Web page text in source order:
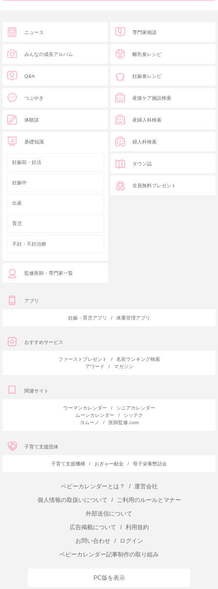
ニュース
みんなの成長アルバム
Q&A
つぶやき
体験談
基礎知識
妊娠前・妊活
妊娠中
出産
育児
不妊・不妊治療
監修医師・専門家一覧
専門家相談
離乳食レシピ
妊娠食レシピ
産後ケア施設検索
産婦人科検索
婦人科検索
タウン誌
全員無料プレゼント
アプリ
妊娠・育児アプリ / 体重管理アプリ
おすすめサービス
ファーストプレゼント /
名前ランキング検索
アワード
/ マガジン
関連サイト
ウーマンカレンダー /
シニアカレンダー
ムーンカレンダー
/
シッテク
ヨムーノ
/ 医師監修.com
子育て支援団体
子育て支援機構 / おぎゃー献金 / 母子栄養懇話会
ベビーカレンダーとは？ /
運営会社
個人情報の取扱いについて
/
ご利用のルールとマナー
外部送信について
広告掲載について
/
利用規約
お問い合わせ
/
ログイン
ベビーカレンダー記事制作の取り組み
PC版を表示